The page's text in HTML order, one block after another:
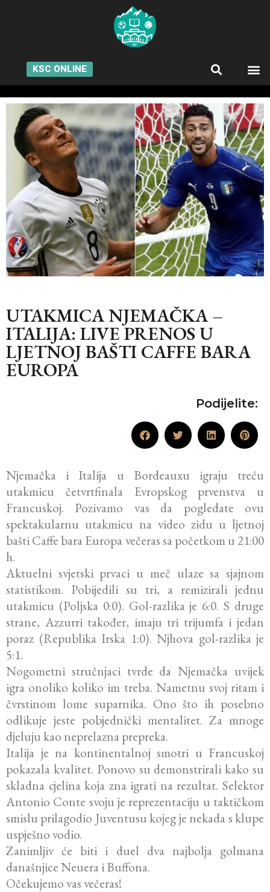
KSC ONLINE
UTAKMICA NJEMAČKA –
ITALIJA: LIVE PRENOS U
LJETNOJ BAŠTI CAFFE BARA
EUROPA
Podijelite:
Njemačka i Italija u Bordeauxu igraju treću
utakmicu četvrtfinala Evropskog prvenstva u
Francuskoj. Pozivamo vas da pogledate ovu
spektakularnu utakmicu na video zidu u ljetnoj
bašti Caffe bara Europa večeras sa početkom u 21:00
h.
Aktuelni svjetski prvaci u meč ulaze sa sjajnom
statistikom. Pobijedili su tri, a remizirali jednu
utakmicu (Poljska 0:0). Gol-razlika je 6:0. S druge
strane, Azzurri također, imaju tri trijumfa i jedan
poraz (Republika Irska 1:0). Njhova gol-razlika je
5:1.
Nogometni stručnjaci tvrde da Njemačka uvijek
igra onoliko koliko im treba. Nametnu svoj ritam i
čvrstinom lome suparnika. Ono što ih posebno
odlikuje jeste pobjednički mentalitet. Za mnoge
djeluju kao neprelazna prepreka.
Italija je na kontinentalnoj smotri u Francuskoj
pokazala kvalitet. Ponovo su demonstrirali kako su
skladna cjelina koja zna igrati na rezultat. Selektor
Antonio Conte svoju je reprezentaciju u taktičkom
smislu prilagodio Juventusu kojeg je nekada s klupe
uspješno vodio.
Zanimljiv će biti i duel dva najbolja golmana
današnjice Neuera i Buffona.
Očekujemo vas večeras!